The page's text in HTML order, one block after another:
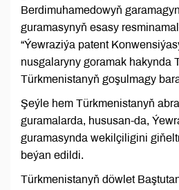
Berdimuhamedowyň
guramasynyň esasy
“Ýewraziýa patent
nusgalaryny goramak hakynda
Türkmenistanyň goşulmagy
Şeýle hem Türkmenistanyň
guramalarda, hususan-da,
guramasynda wekilçiligini
beýan edildi.
Türkmenistanyň döwlet